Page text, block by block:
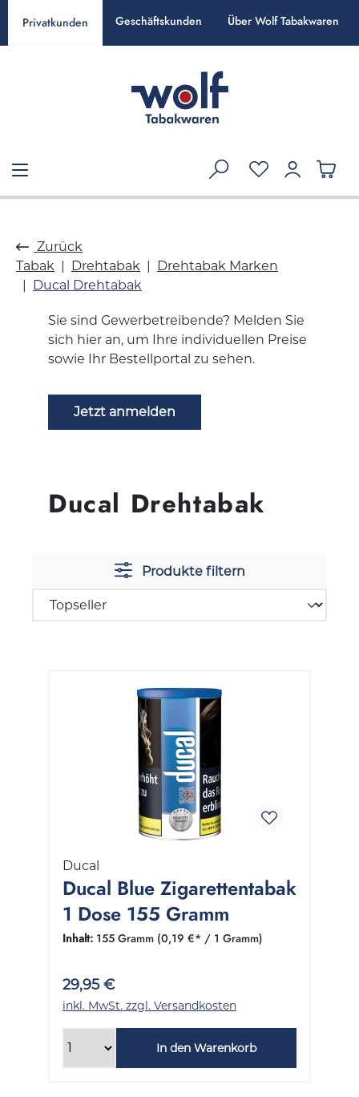
springen
Privatkunden Geschäftskunden Über Wolf Tabakwaren
Zurück
Tabak
Drehtabak
Drehtabak Marken
Ducal Drehtabak
Ducal Drehtabak
Sie sind Gewerbetreibende? Melden Sie
sich hier an, um Ihre individuellen Preise
sowie Ihr Bestellportal zu sehen.
Jetzt anmelden
Produkte filtern
Ducal
Ducal Blue Zigarettentabak
1 Dose 155 Gramm
Inhalt: 155 Gramm (0,19 €* / 1 Gramm)
29,95 €
inkl. MwSt. zzgl. Versandkosten
In den Warenkorb